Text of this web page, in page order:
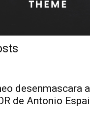
desenmascara
de Antonio